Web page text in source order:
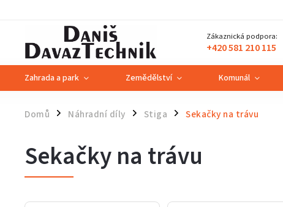
Zákaznická podpora:
+420 581 210 115
Zahrada a park Zemědělství Komunál
Domů / Náhradní díly / Stiga / Sekačky na trávu
Sekačky na trávu